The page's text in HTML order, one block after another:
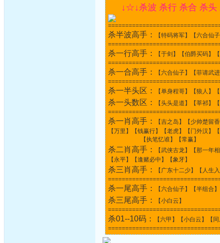
↓☆↓杀波 杀行 杀合 杀
杀半波高手：
【特码将军】【六合仙
杀一行高手：
【于剑】【伯爵买码】
杀一合高手：
【六合仙子】【菲请武
杀一半头区： 【单身程哥】【狼人】
杀一头数区：
【头头是道】【莘祁】
杀一肖高手：
【吉之岛】【少帅楚留
【万里】【钱赢行】【老虎】【门外汉】
【执笔忆谁】【常赢】
杀二肖高手：
【武侠古龙】【那一年
【永平】【逢赌必中】【象牙】
杀三肖高手：
【广东十二少】【人生
杀一尾高手： 【六合仙子】【半组合
杀三尾高手：
【小白云】
杀01--10码：
【六甲】【小白云】【